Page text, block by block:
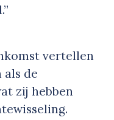
vertellen
als de
zij hebben